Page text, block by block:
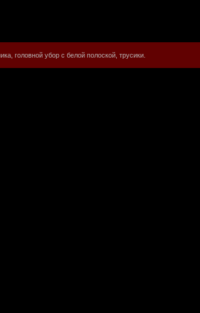
головной убор с белой полоской, трусики.